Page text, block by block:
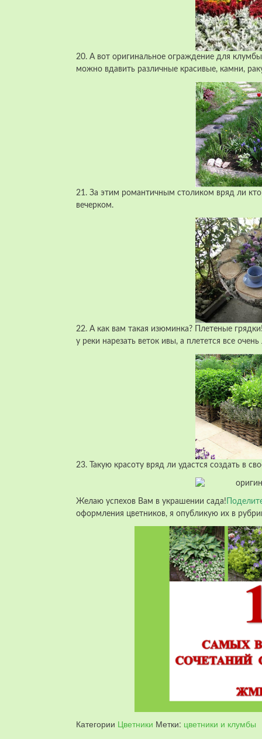
20. А вот оригинальное ограждение для
можно вдавить различные красивые, камни,
21. За этим романтичным столиком вряд ли
вечерком.
22. А как вам такая изюминка? Плетеные
у реки нарезать веток ивы, а плетется все очень
23. Такую красоту вряд ли удастся создать в
Желаю успехов Вам в украшении сада!
оформления цветников, я опубликую их в
Категории Цветники Метки: цветники и клумбы